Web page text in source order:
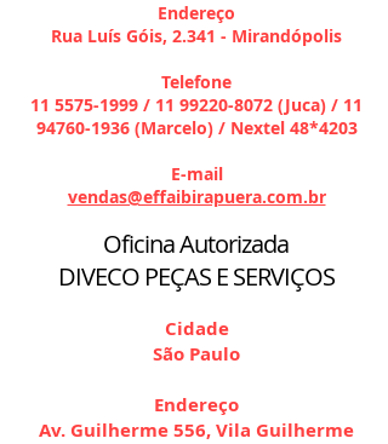
Endereço
Rua Luís Góis, 2.341 - Mirandópolis
Telefone
11 5575-1999 / 11 99220-8072 (Juca) / 11
94760-1936(Marcelo) / Nextel 48*4203
E-mail
vendas@effaibirapuera.com.br
Oficina Autorizada
DIVECO PEÇAS E SERVIÇOS
Cidade
São Paulo
Endereço
Av. Guilherme 556, Vila Guilherme